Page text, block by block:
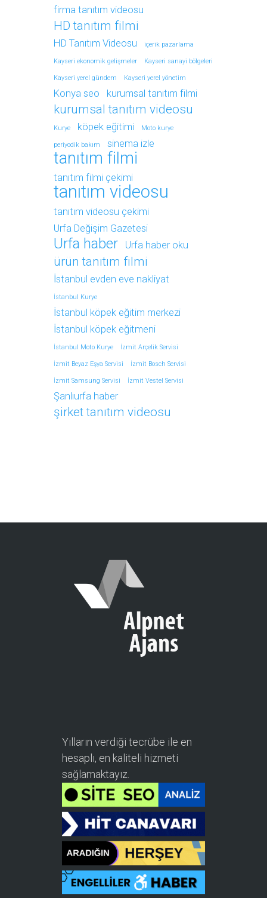
firma tanıtım videosu
HD tanıtım filmi
HD Tanıtım Videosu içerik pazarlama
Kayseri ekonomik gelişmeler Kayseri sanayi bölgeleri
Kayseri yerel gündem Kayseri yerel yönetim
Konya seo kurumsal tanıtım filmi
kurumsal tanıtım videosu
Kurye köpek eğitimi Moto kurye
periyodik bakım sinema izle
tanıtım filmi
tanıtım filmi çekimi
tanıtım videosu
tanıtım videosu çekimi
Urfa Değişim Gazetesi
Urfa haber Urfa haber oku
ürün tanıtım filmi
İstanbul evden eve nakliyat
İstanbul Kurye
İstanbul köpek eğitim merkezi
İstanbul köpek eğitmeni
İstanbul Moto Kurye İzmit Arçelik Servisi
İzmit Beyaz Eşya Servisi İzmit Bosch Servisi
İzmit Samsung Servisi İzmit Vestel Servisi
Şanlıurfa haber
şirket tanıtım videosu
Yılların verdiği tecrübe ile en
hesaplı, en kaliteli hizmeti
sağlamaktayız.